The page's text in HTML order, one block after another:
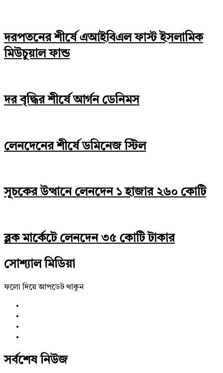
দরপতনের শীর্ষে এআইবিএল ফাস্ট ইসলামিক
মিউচুয়াল ফান্ড
দর বৃদ্ধির শীর্ষে আর্গন ডেনিমস
লেনদেনের শীর্ষে ডমিনেজ স্টিল
সূচকের উত্থানে লেনদেন ১ হাজার ২৬০ কোটি
ব্লক মার্কেটে লেনদেন ৩৫ কোটি টাকার
সোশ্যাল মিডিয়া
ফলো দিয়ে আপডেট থাকুন
সর্বশেষ নিউজ